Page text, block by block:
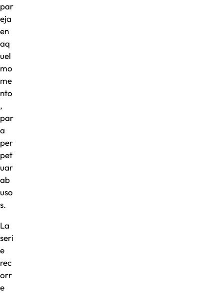
par
eja
en
aq
uel
mo
me
nto
,
par
a
per
pet
uar
ab
uso
s.
La
seri
e
rec
orr
e